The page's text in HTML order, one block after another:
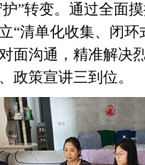
护”转变。通过全面
“清单化收集、闭
面沟通，精准解决
政策宣讲三到位。